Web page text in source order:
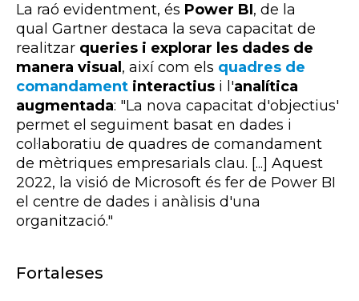
La raó evidentment, és Power BI, de la
qual Gartner destaca la seva capacitat de
realitzar queries i explorar les dades de
manera visual , així com els quadres de
comandament interactius i l'analítica
augmentada: "La nova capacitat d'objectius'
permet el seguiment basat en dades i
col·laboratiu de quadres de comandament
de mètriques empresarials clau. [...] Aquest
2022, la visió de Microsoft és fer de Power BI
el centre de dades i anàlisis d'una
organització."
Fortaleses